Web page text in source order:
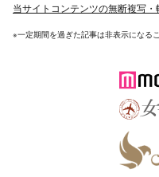
当サイトコンテンツの無断複写
※一定期間を過ぎた記事は非表示になる